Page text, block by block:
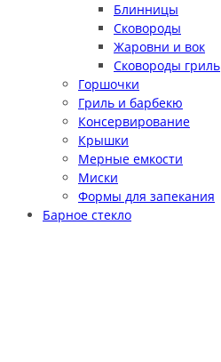
Блинницы
Сковороды
Жаровни и вок
Сковороды гриль
Горшочки
Гриль и барбекю
Консервирование
Крышки
Мерные емкости
Миски
Формы для запекания
Барное стекло